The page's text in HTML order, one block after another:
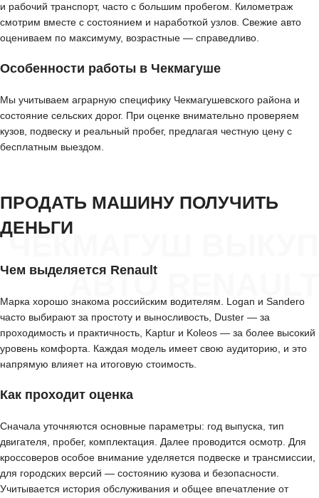
и рабочий транспорт, часто с большим пробегом. Километраж
смотрим вместе с состоянием и наработкой узлов. Свежие авто
оцениваем по максимуму, возрастные — справедливо.
Особенности работы в Чекмагуше
Мы учитываем аграрную специфику Чекмагушевского района и
состояние сельских дорог. При оценке внимательно проверяем
кузов, подвеску и реальный пробег, предлагая честную цену с
бесплатным выездом.
ЧЕКМАГУШ ВЫКУП
АВТО RENAULT
ПРОДАТЬ МАШИНУ ПОЛУЧИТЬ
ДЕНЬГИ
Чем выделяется Renault
Марка хорошо знакома российским водителям. Logan и Sandero
часто выбирают за простоту и выносливость, Duster — за
проходимость и практичность, Kaptur и Koleos — за более высокий
уровень комфорта. Каждая модель имеет свою аудиторию, и это
напрямую влияет на итоговую стоимость.
Как проходит оценка
Сначала уточняются основные параметры: год выпуска, тип
двигателя, пробег, комплектация. Далее проводится осмотр. Для
кроссоверов особое внимание уделяется подвеске и трансмиссии,
для городских версий — состоянию кузова и безопасности.
Учитывается история обслуживания и общее впечатление от